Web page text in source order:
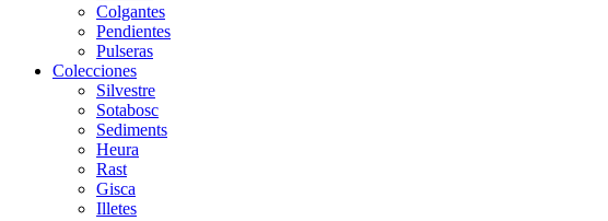
Colgantes
Pendientes
Pulseras
Colecciones
Silvestre
Sotabosc
Sediments
Heura
Rast
Gisca
Illetes